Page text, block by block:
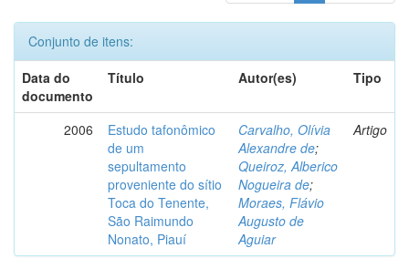
Conjunto de itens:
Data do
documento
Título Autor(es) Tipo
2006
Estudo tafonômico
de um
sepultamento
proveniente do sítio
Toca do Tenente,
São Raimundo
Nonato, Piauí
Carvalho, Olívia
Alexandre de;
Queiroz, Alberico
Nogueira de;
Moraes, Flávio
Augusto de
Aguiar
Artigo